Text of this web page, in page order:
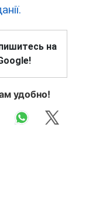
на
удобно!